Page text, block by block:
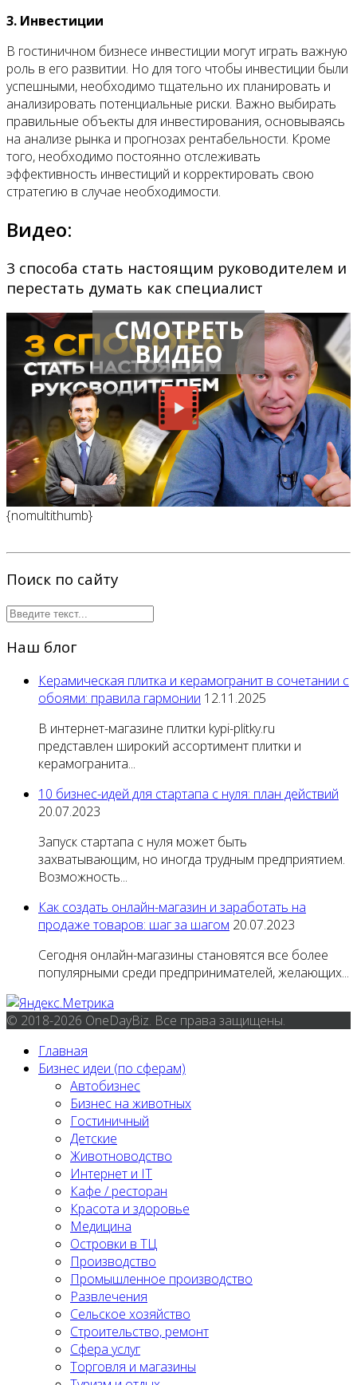
3. Инвестиции
В гостиничном бизнесе инвестиции могут играть важную
роль в его развитии. Но для того чтобы инвестиции были
успешными, необходимо тщательно их планировать и
анализировать потенциальные риски. Важно выбирать
правильные объекты для инвестирования, основываясь
на анализе рынка и прогнозах рентабельности. Кроме
того, необходимо постоянно отслеживать
эффективность инвестиций и корректировать свою
стратегию в случае необходимости.
Видео:
3 способа стать настоящим руководителем и
перестать думать как специалист
СМОТРЕТЬ
ВИДЕО
{nomultithumb}
Поиск по сайту
Наш блог
Керамическая плитка и керамогранит в сочетании с
обоями: правила гармонии 12.11.2025
В интернет-магазине плитки kypi-plitky.ru
представлен широкий ассортимент плитки и
керамогранита...
10 бизнес-идей для стартапа с нуля: план действий
20.07.2023
Запуск стартапа с нуля может быть
захватывающим, но иногда трудным предприятием.
Возможность...
Как создать онлайн-магазин и заработать на
продаже товаров: шаг за шагом 20.07.2023
Сегодня онлайн-магазины становятся все более
популярными среди предпринимателей, желающих...
© 2018-2026 OneDayBiz. Все права защищены.
Главная
Бизнес идеи (по сферам)
Автобизнес
Бизнес на животных
Гостиничный
Детские
Животноводство
Интернет и IT
Кафе / ресторан
Красота и здоровье
Медицина
Островки в ТЦ
Производство
Промышленное производство
Развлечения
Сельское хозяйство
Строительство, ремонт
Сфера услуг
Торговля и магазины